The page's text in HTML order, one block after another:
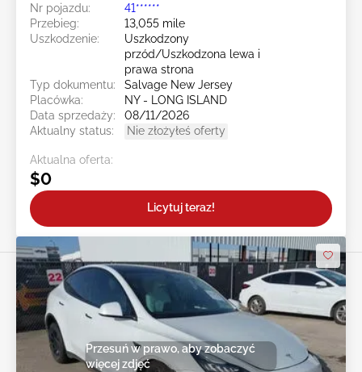
Nr pojazdu:
41******
Przebieg:
13,055 mile
Uszkodzenie:
Uszkodzony
przód/Uszkodzona lewa i
prawa strona
Typ dokumentu:
Salvage New Jersey
Placówka:
NY - LONG ISLAND
Data sprzedaży:
08/11/2026
Aktualny status:
Nie złożyłeś oferty
Aktualna oferta:
$0
Licytuj teraz!
Przesuń w prawo, aby zobaczyć
więcej zdjęć